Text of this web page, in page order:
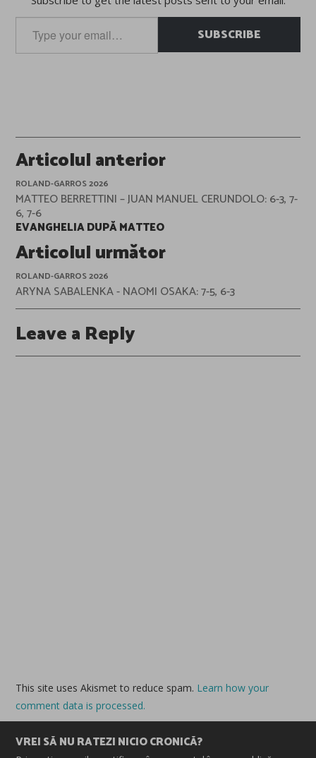
your
email…
SUBSCRIBE
Post
navigation
Articolul anterior
ROLAND-GARROS 2026
MATTEO BERRETTINI – JUAN MANUEL CERUNDOLO: 6-3, 7-
6, 7-6
EVANGHELIA DUPĂ MATTEO
Articolul următor
ROLAND-GARROS 2026
ARYNA SABALENKA - NAOMI OSAKA: 7-5, 6-3
Leave a Reply
This site uses Akismet to reduce spam. Learn how your
comment data is processed.
VREI SĂ NU RATEZI NICIO CRONICĂ?